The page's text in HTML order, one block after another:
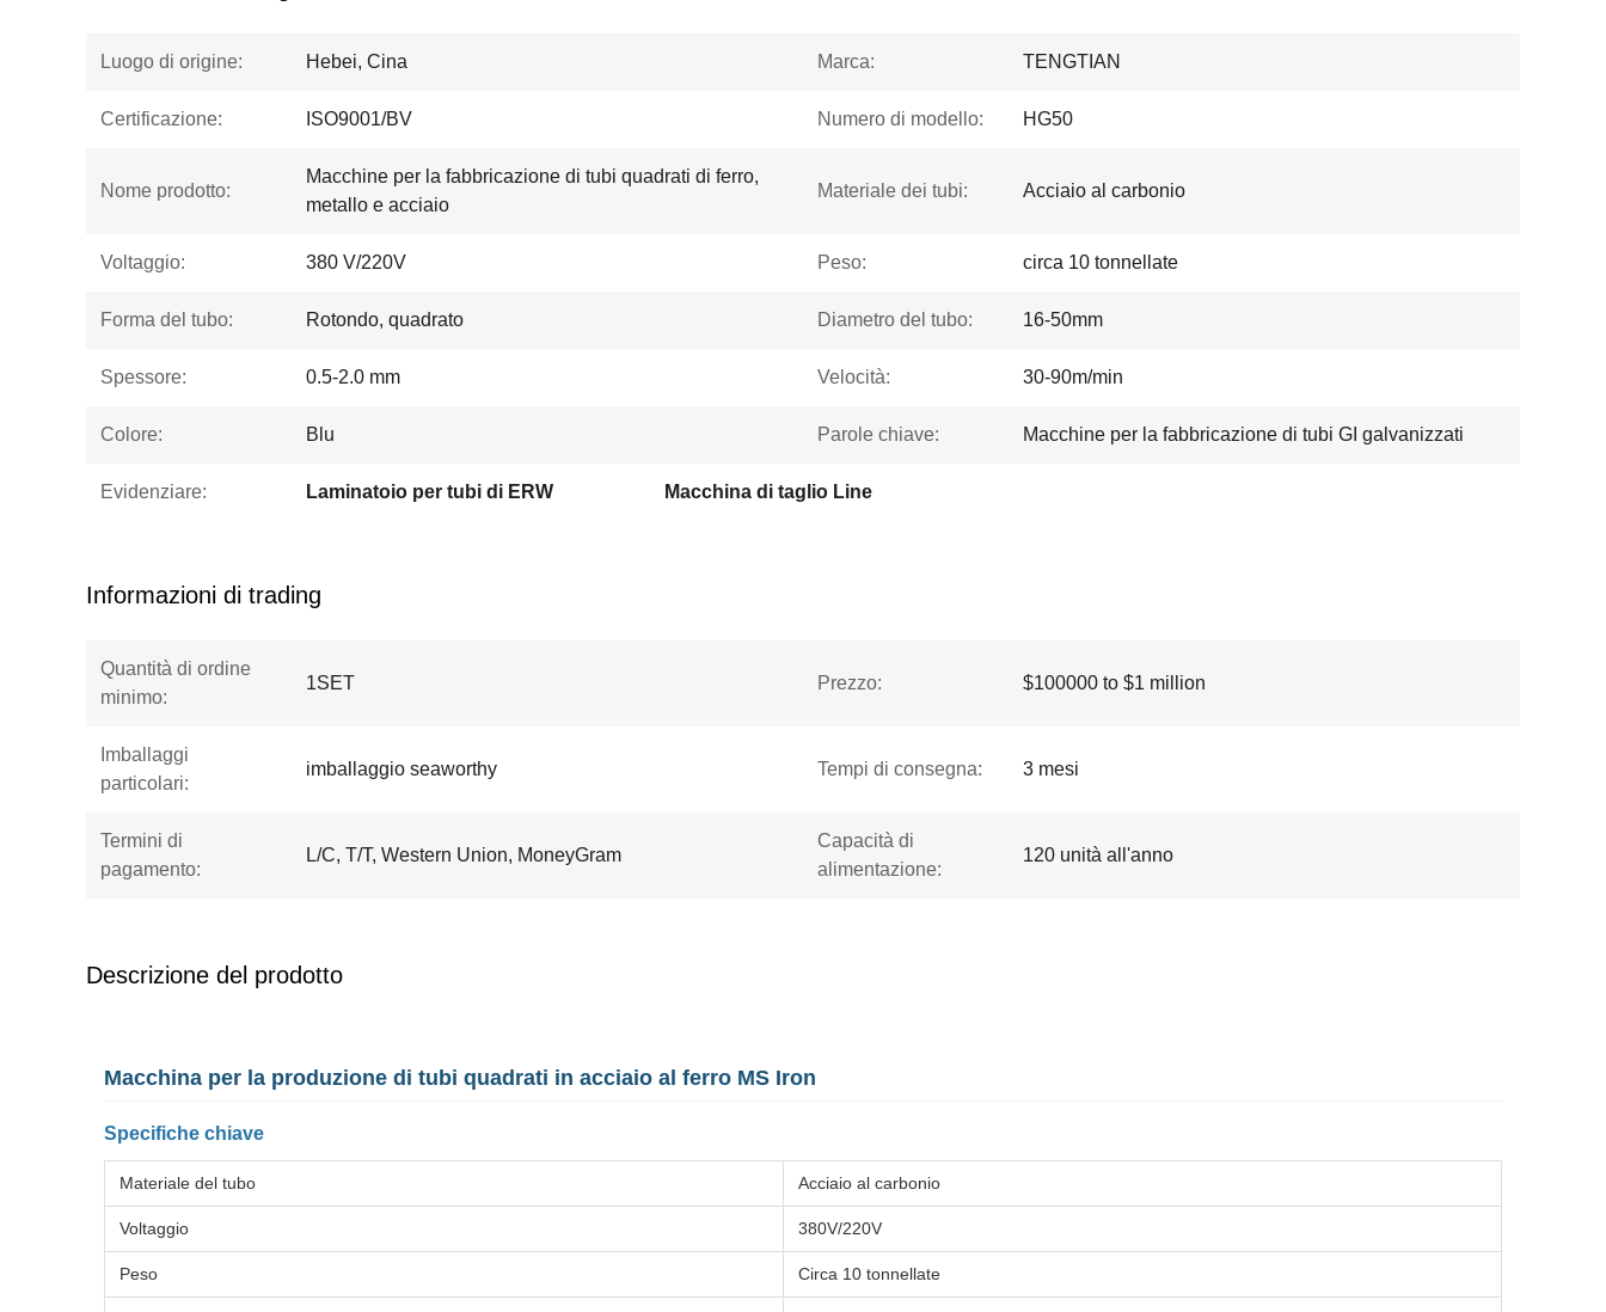
Luogo di origine: Hebei, Cina Marca: TENGTIAN
Certificazione: ISO9001/BV Numero di modello: HG50
Nome prodotto:
Macchine per la fabbricazione di tubi quadrati di ferro,
metallo e acciaio
Materiale dei tubi: Acciaio al carbonio
Voltaggio: 380 V/220V Peso: circa 10 tonnellate
Forma del tubo: Rotondo, quadrato Diametro del tubo: 16-50mm
Spessore: 0.5-2.0 mm Velocità: 30-90m/min
Colore: Blu Parole chiave: Macchine per la fabbricazione di tubi GI galvanizzati
Evidenziare: Laminatoio per tubi di ERW Macchina di taglio Line
Informazioni di trading
Quantità di ordine
minimo:
1SET Prezzo: $100000 to $1 million
Imballaggi
particolari:
imballaggio seaworthy Tempi di consegna: 3 mesi
Termini di
pagamento:
L/C, T/T, Western Union, MoneyGram
Capacità di
alimentazione:
120 unità all'anno
Descrizione del prodotto
Macchina per la produzione di tubi quadrati in acciaio al ferro MS Iron
Specifiche chiave
Materiale del tubo Acciaio al carbonio
Voltaggio 380V/220V
Peso Circa 10 tonnellate